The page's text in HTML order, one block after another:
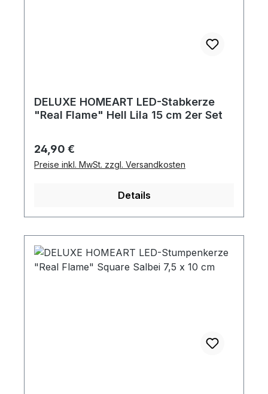
DELUXE HOMEART LED-Stabkerze
"Real Flame" Hell Lila 15 cm 2er Set
Regulärer Preis:
24,90 €
Preise inkl. MwSt. zzgl. Versandkosten
Details